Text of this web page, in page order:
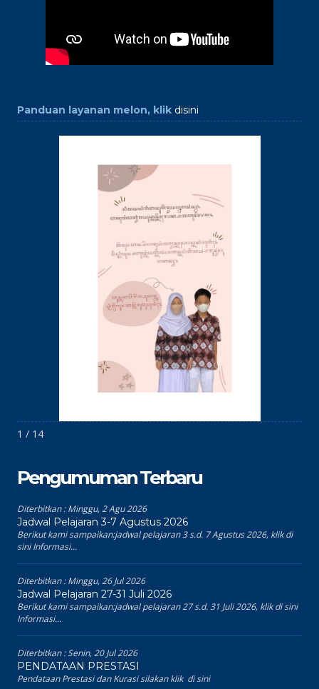
Panduan layanan melon, klik disini
1 / 14
Pengumuman Terbaru
Diterbitkan :Minggu, 2 Agu 2026
Jadwal Pelajaran 3-7 Agustus 2026
Berikut kami sampaikan:jadwal pelajaran 3 s.d. 7 Agustus 2026, klik di
sini Informasi...
Diterbitkan :Minggu, 26 Jul 2026
Jadwal Pelajaran 27-31 Juli 2026
Berikut kami sampaikan:jadwal pelajaran 27 s.d. 31 Juli 2026, klik di sini
Informasi...
Diterbitkan :Senin, 20 Jul 2026
PENDATAAN PRESTASI
Pendataan Prestasi dan Kurasi silakan klik di sini